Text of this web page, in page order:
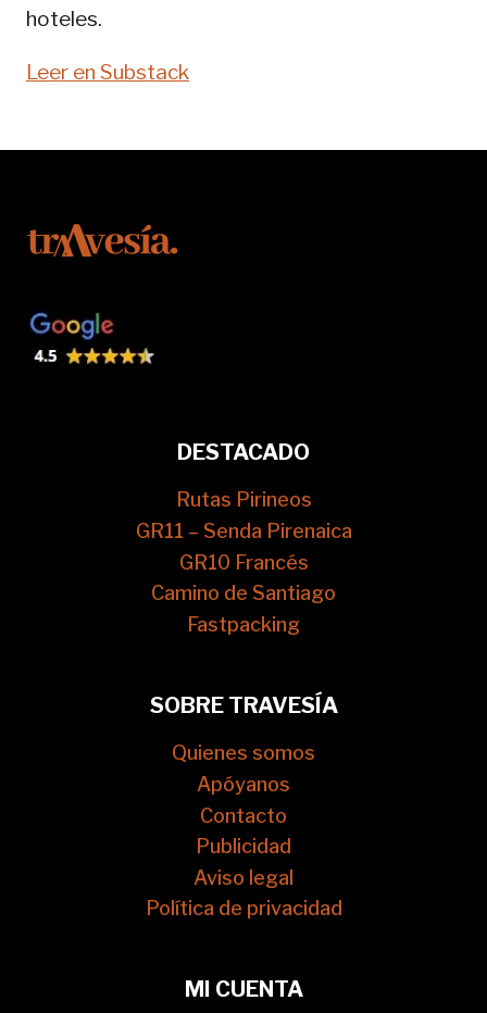
hoteles.
Leer en Substack
DESTACADO
Rutas Pirineos
GR11 – Senda Pirenaica
GR10 Francés
Camino de Santiago
Fastpacking
SOBRE TRAVESÍA
Quienes somos
Apóyanos
Contacto
Publicidad
Aviso legal
Política de privacidad
MI CUENTA